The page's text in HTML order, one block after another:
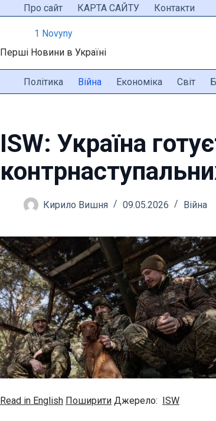
ПерейтиПро сайт КАРТА САЙТУ Контакти
1 Novyny
Перші Новини в Україні
Політика Війна Економіка Світ
ISW: Україна
Кирило Вишня 09.05.2026 Війна
Read in English Поширити Джерело: ISW